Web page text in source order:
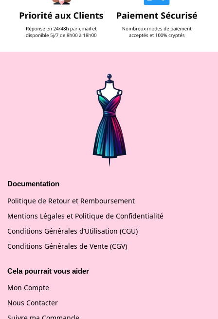
Documentation
Politique de Retour et Remboursement
Mentions Légales et Politique de Confidentialité
Conditions Générales d’Utilisation (CGU)
Conditions Générales de Vente (CGV)
Cela pourrait vous aider
Mon Compte
Nous Contacter